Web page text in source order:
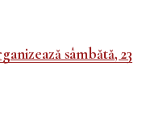
sâmbătă, 23